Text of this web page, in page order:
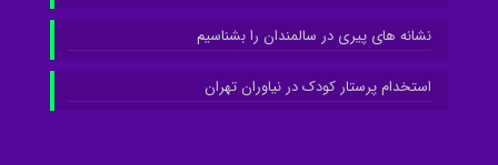
نشانه های پیری در سالمندان را بشناسیم
استخدام پرستار کودک در نیاوران تهران